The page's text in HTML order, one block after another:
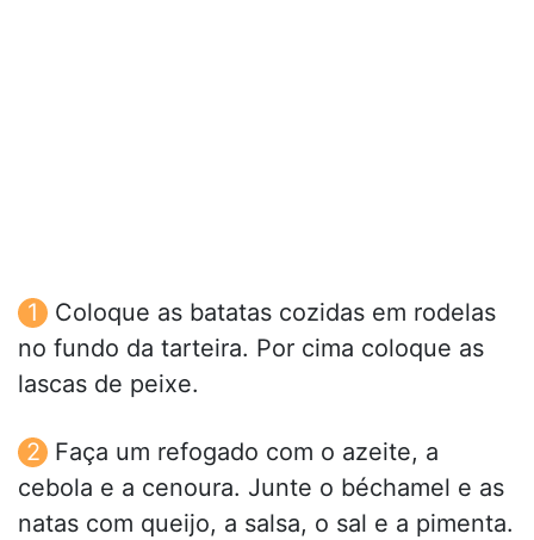
Coloque as batatas cozidas em rodelas
no fundo da tarteira. Por cima coloque as
lascas de peixe.
Faça um refogado com o azeite, a
cebola e a cenoura. Junte o béchamel e as
natas com queijo, a salsa, o sal e a pimenta.